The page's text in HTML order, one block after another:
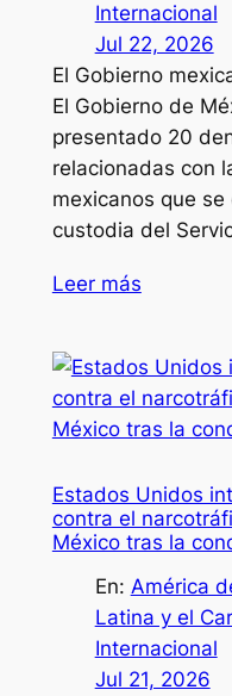
Internacional
Jul 22, 2026
El Gobierno
El Gobierno de
presentado 20
relacionadas con
mexicanos que
custodia del
Leer más
Estados Unidos
contra el
México tras la
En: América
Latina y el
Internacional
Jul 21, 2026